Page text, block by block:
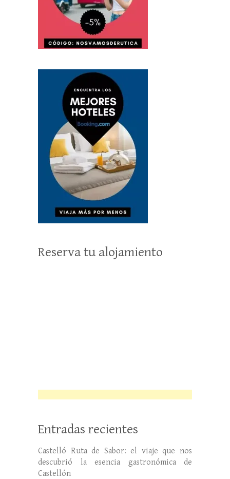
Reserva tu alojamiento
Entradas recientes
Castelló Ruta de Sabor: el viaje que nos
descubrió la esencia gastronómica de
Castellón